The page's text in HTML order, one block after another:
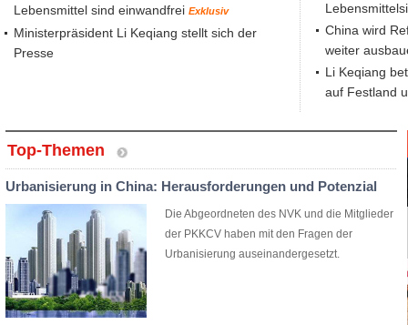
Lebensmittel sind einwandfrei Exklusiv
Ministerpräsident Li Keqiang stellt sich der
Presse
China wird
weiter
Li Keqiang
auf Festland
Top-Themen
Urbanisierung in China: Herausforderungen und Potenzial
Die Abgeordneten des NVK und die Mitglieder
der PKKCV haben mit den Fragen der
Urbanisierung auseinandergesetzt.